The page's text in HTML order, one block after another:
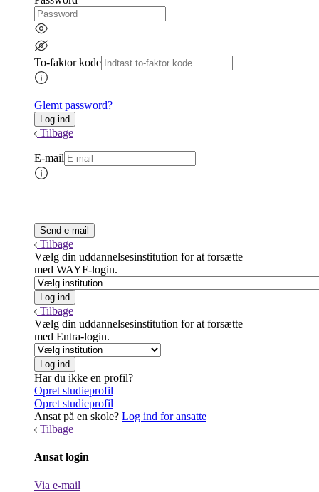
To-faktor kode
Glemt password?
Tilbage
E-mail
Tilbage
Vælg din uddannelsesinstitution for at forsætte
med WAYF-login.
Tilbage
Vælg din uddannelsesinstitution for at forsætte
med Entra-login.
Har du ikke en profil?
Opret studieprofil
Opret studieprofil
Ansat på en skole? Log ind for ansatte
Tilbage
Ansat login
Via e-mail